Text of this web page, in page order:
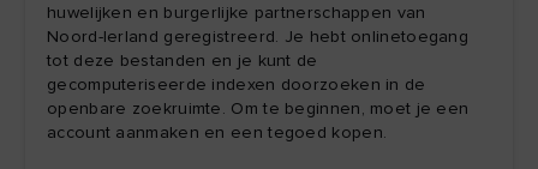
huwelijken en burgerlijke partnerschappen van
Noord-Ierland geregistreerd. Je hebt onlinetoegang
tot deze bestanden en je kunt de
gecomputeriseerde indexen doorzoeken in de
openbare zoekruimte. Om te beginnen, moet je een
account aanmaken en een tegoed kopen.